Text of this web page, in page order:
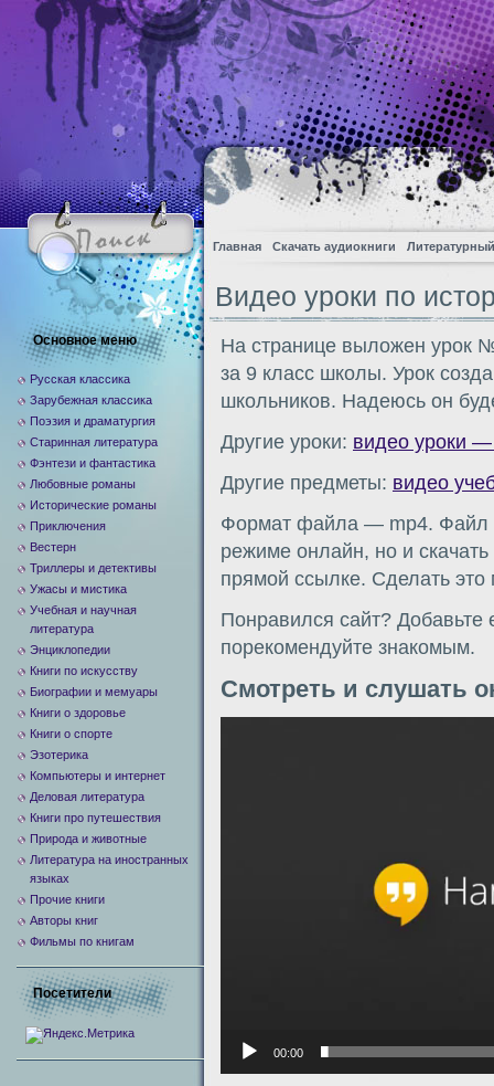
Главная Скачать аудиокниги
Видео уроки по
На странице выложен урок
за 9 класс школы. Урок
школьников. Надеюсь он
Другие уроки: видео уроки —
Другие предметы: видео
Формат файла — mp4. Файл
режиме онлайн, но и
прямой ссылке. Сделать
Понравился сайт? Добавьте
порекомендуйте знакомым.
Смотреть и слушать
00:00
Основное меню
Русская классика
Зарубежная классика
Поэзия и драматургия
Старинная литература
Фэнтези и фантастика
Любовные романы
Исторические романы
Приключения
Вестерн
Триллеры и детективы
Ужасы и мистика
Учебная и научная
литература
Энциклопедии
Книги по искусству
Биографии и мемуары
Книги о здоровье
Книги о спорте
Эзотерика
Компьютеры и интернет
Деловая литература
Книги про путешествия
Природа и животные
Литература на иностранных
языках
Прочие книги
Авторы книг
Фильмы по книгам
Посетители